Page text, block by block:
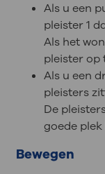
Als u een
pleister 1
Als het
pleister op
Als u een
pleisters
De
goede
Bewegen